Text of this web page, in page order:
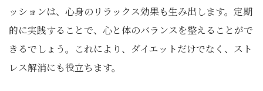
ッションは、心身のリラックス効果も生み出します。定期
的に実践することで、心と体のバランスを整えることがで
きるでしょう。これにより、ダイエットだけでなく、スト
レス解消にも役立ちます。